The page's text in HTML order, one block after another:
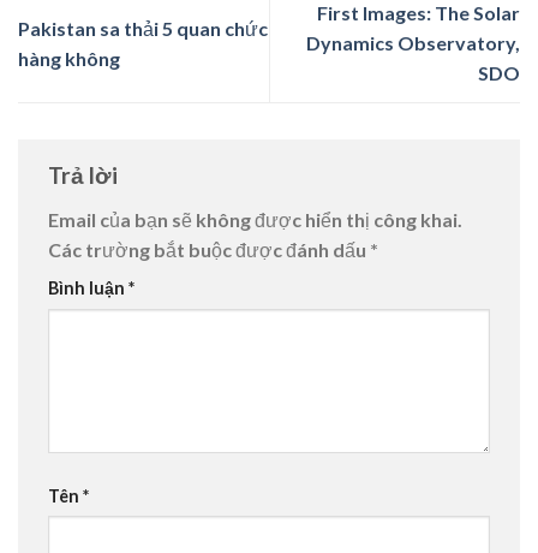
Pakistan sa thải 5 quan chức
hàng không
First Images: The Solar
Dynamics Observatory,
SDO
Trả lời
Email của bạn sẽ không được hiển thị công khai.
Các trường bắt buộc được đánh dấu *
Bình luận *
Tên *